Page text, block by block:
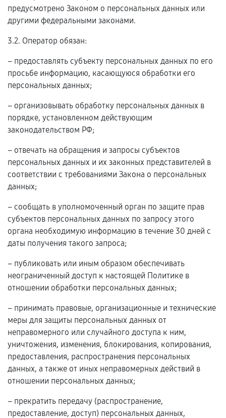
предусмотрено Законом о персональных данных или
другими федеральными законами.
3.2. Оператор обязан:
– предоставлять субъекту персональных данных по его
просьбе информацию, касающуюся обработки его
персональных данных;
– организовывать обработку персональных данных в
порядке, установленном действующим
законодательством РФ;
– отвечать на обращения и запросы субъектов
персональных данных и их законных представителей в
соответствии с требованиями Закона о персональных
данных;
– сообщать в уполномоченный орган по защите прав
субъектов персональных данных по запросу этого
органа необходимую информацию в течение 30 дней с
даты получения такого запроса;
– публиковать или иным образом обеспечивать
неограниченный доступ к настоящей Политике в
отношении обработки персональных данных;
– принимать правовые, организационные и технические
меры для защиты персональных данных от
неправомерного или случайного доступа к ним,
уничтожения, изменения, блокирования, копирования,
предоставления, распространения персональных
данных, а также от иных неправомерных действий в
отношении персональных данных;
– прекратить передачу (распространение,
предоставление, доступ) персональных данных,